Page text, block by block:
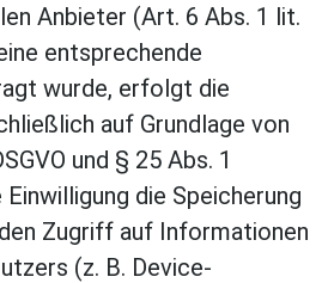
Anbieter (Art. 6 Abs. 1 lit.
entsprechende
wurde, erfolgt die
auf Grundlage von
und § 25 Abs. 1
die Speicherung
Zugriff auf Informationen
(z. B. Device-